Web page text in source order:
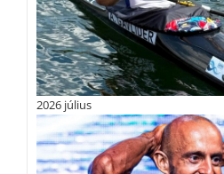
2026 július